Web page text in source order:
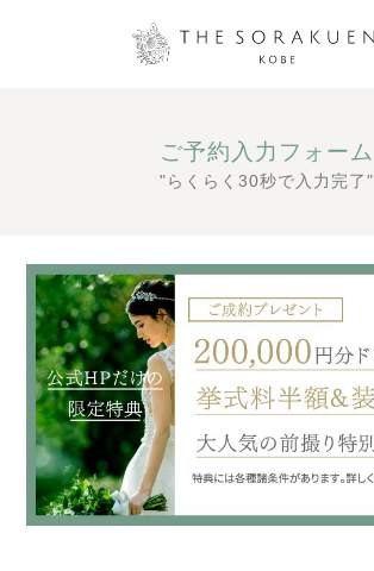
ご予約入力フォーム
"らくらく30秒で入力完了"